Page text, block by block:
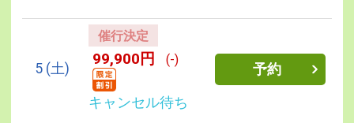
5 (土)
催行決定
99,900円 (-)
キャンセル待ち
予約